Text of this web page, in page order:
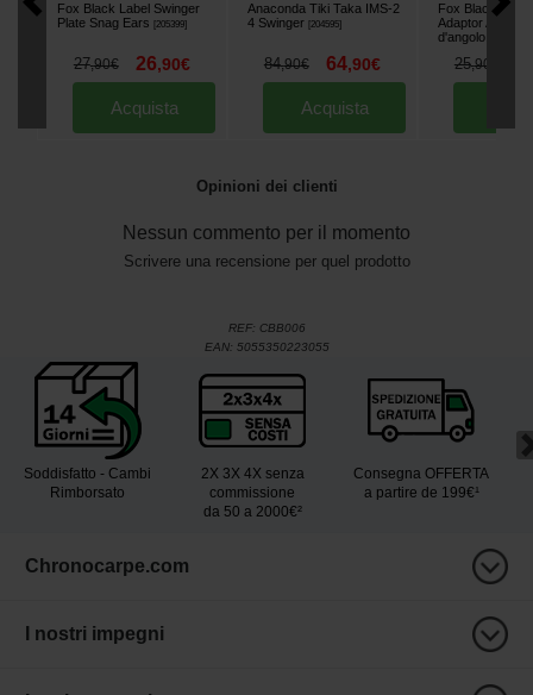
Fox Black Label Swinger
Plate Snag Ears
[205399]
27,90€ 26,90€
Acquista
Anaconda Tiki Taka IMS-2
4 Swinger [204595]
84,90€ 64,90€
Acquista
Fox Black
Adaptor
d'angolo
25,90
Opinioni dei clienti
Nessun commento per il momento
Scrivere una recensione per quel prodotto
REF: CBB006
EAN: 5055350223055
Soddisfatto - Cambi
Rimborsato
2X 3X 4X senza
commissione
da 50 a 2000€²
Consegna OFFERTA
a partire de 199€¹
Chronocarpe.com
I nostri impegni